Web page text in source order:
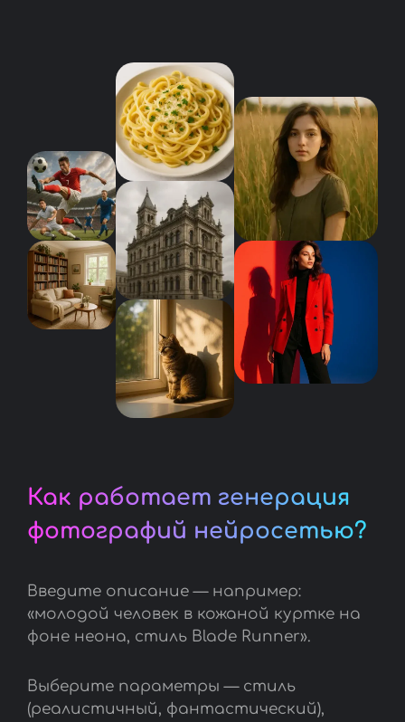
Как работает генерация
фотографий нейросетью?
Введите описание — например:
«молодой человек в кожаной куртке на
фоне неона, стиль Blade Runner».
Выберите параметры — стиль
(реалистичный, фантастический),